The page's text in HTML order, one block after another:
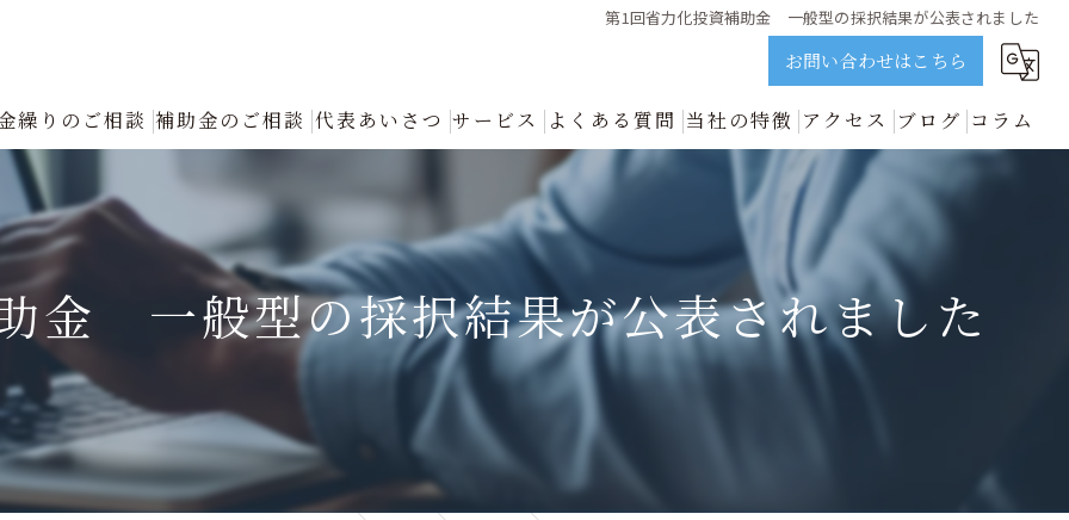
第1回省力化投資補助金 一般型の採択結果が公表されました
お問い合わせはこちら
繰りのご相談
業融資コンサルタントの選び方と成功の秘訣｜確実な資金調達をプロが誠実に解説 | ビジョンネクスト
済が厳しい
資について
業融資
行への返済リスケジュール（条件変更）の手続きと進め方｜資金繰り改善のプロが誠実に解説 | ビジョンネクスト
定支援機関による「税制優遇・金利低減」フル活用支援
補助金のご相談 代表あいさつ サービス よくある質問 当社の特徴
資金調達
中小企業
事業再生
アクセス ブログ
新着情報
コラム
金 一般型の採択結果が公表されました